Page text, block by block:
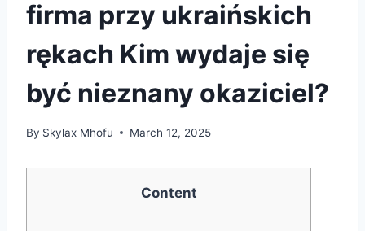
firma przy ukraińskich
rękach Kim wydaje się
być nieznany okaziciel?
By Skylax Mhofu March 12, 2025
Content